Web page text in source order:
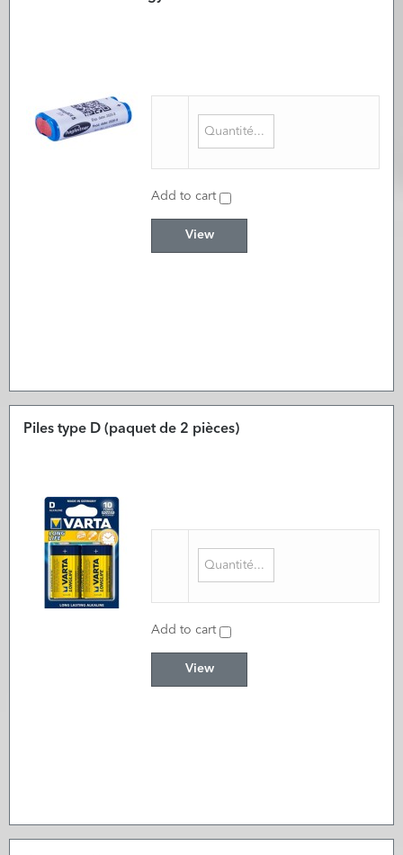
Add to cart
View
Piles type D (paquet de 2 pièces)
Add to cart
View